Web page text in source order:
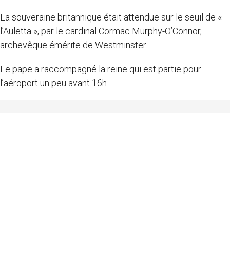
La souveraine britannique était attendue sur le seuil de «
l’Auletta », par le cardinal Cormac Murphy-O’Connor,
archevêque émérite de Westminster.
Le pape a raccompagné la reine qui est partie pour
l’aéroport un peu avant 16h.